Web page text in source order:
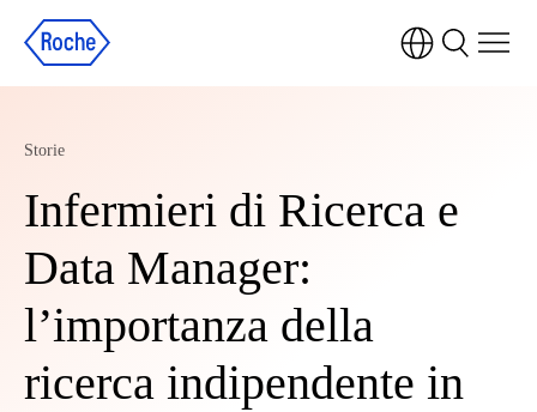
Storie
Infermieri di Ricerca e
Data Manager:
l’importanza della
ricerca indipendente in